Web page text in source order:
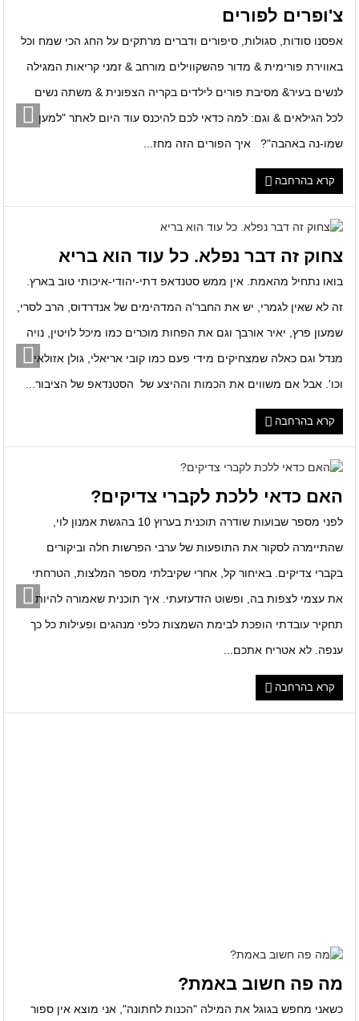
צ'ופרים לפורים
אפסנו סודות, סגולות, סיפורים ודברים מרתקים על החג הכי שמח וכל
באווירת פורימית & מדור פהשקווילים מורחב & זמני קריאות המגילה
לנשים בעיר& מסיבת פורים לילדים בקריה הצפונית & משתה נשים
לכל הגילאים & וגם: למה כדאי לכם להיכנס עוד היום לאתר "למען
שמו-נה באהבה"? איך הפורים הזה מחז...
קרא בהרחבה
צחוק זה דבר נפלא. כל עוד הוא בריא
בואו נתחיל מהאמת. אין ממש סטנדאפ דתי-יהודי-איכותי טוב בארץ.
זה לא שאין לגמרי, יש את החבר'ה המדהימים של אנדרדוס, הרב לסרי,
שמעון פרץ, יאיר אורבך וגם את הפחות מוכרים כמו מיכל לויטין, נויה
מנדל וגם כאלה שמצחיקים מידי פעם כמו קובי אריאלי, גולן אזולאי
וכו'. אבל אם משווים את הכמות וההיצע של הסטנדאפ של הציבור...
קרא בהרחבה
האם כדאי ללכת לקברי צדיקים?
לפני מספר שבועות שודרה תוכנית בערוץ 10 בהגשת אמנון לוי,
שהתיימרה לסקור את התופעות של ערבי הפרשות חלה וביקורים
בקברי צדיקים. באיחור קל, אחרי שקיבלתי מספר המלצות, הטרחתי
את עצמי לצפות בה, ופשוט הזדעזעתי. איך תוכנית שאמורה להיות
תחקיר עובדתי הופכת לבימת השמצות כלפי מנהגים ופעילות כל כך
ענפה. לא אטריח אתכם...
קרא בהרחבה
מה פה חשוב באמת?
כשאני מחפש בגוגל את המילה "הכנות לחתונה", אני מוצא אין ספור